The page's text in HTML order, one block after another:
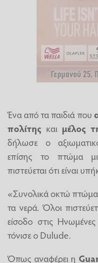
Ένα από τα παιδιά που
πολίτης και μέλος
δήλωσε ο
επίσης το πτώμα
πιστεύεται ότι είναι
«Συνολικά οκτώ
τα νερά. Όλοι
είσοδο στις
τόνισε ο Dulude.
Όπως αναφέρει η